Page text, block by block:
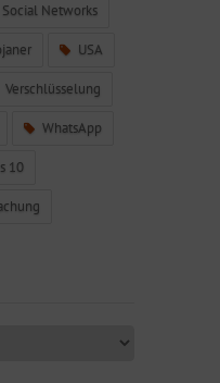
Social Networks
USA
Verschlüsselung
WhatsApp
10